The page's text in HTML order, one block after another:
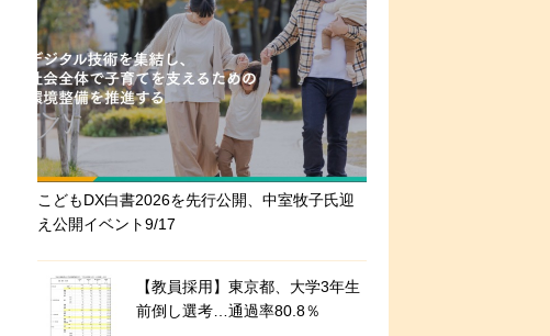
こどもDX白書2026を先行公開、中室牧子氏迎
え公開イベント9/17
【教員採用】東京都、大学3年生
前倒し選考…通過率80.8％